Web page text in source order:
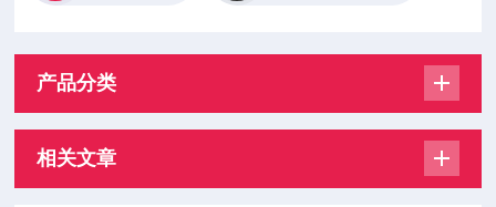
产品分类
相关文章